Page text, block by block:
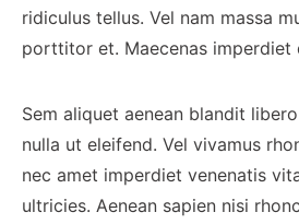
ridiculus tellus. Vel nam massa
porttitor et. Maecenas imperdiet
Sem aliquet aenean blandit
nulla ut eleifend. Vel vivamus
nec amet imperdiet venenatis
ultricies. Aenean sapien nisi